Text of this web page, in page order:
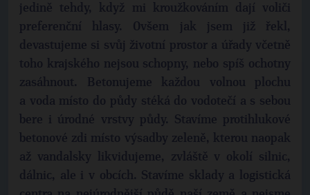
jedině tehdy, když mi kroužkováním dají voliči
preferenční hlasy. Ovšem jak jsem již řekl,
devastujeme si svůj životní prostor a úřady včetně
toho krajského nejsou schopny, nebo spíš ochotny
zasáhnout. Betonujeme každou volnou plochu
a voda místo do půdy stéká do vodotečí a s sebou
bere i úrodné vrstvy půdy. Stavíme protihlukové
betonové zdi místo výsadby zeleně, kterou naopak
až vandalsky likvidujeme, zvláště v okolí silnic,
dálnic, ale i v obcích. Stavíme sklady a logistická